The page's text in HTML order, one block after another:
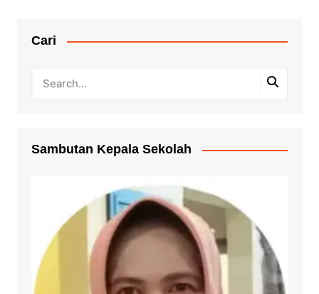
Cari
Sambutan Kepala Sekolah